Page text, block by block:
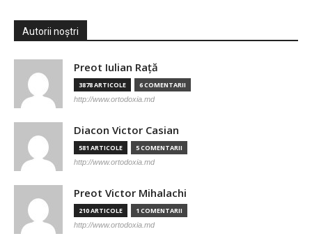
Autorii noștri
Preot Iulian Raţă
3878 ARTICOLE 6 COMENTARII
http://www.ortodoxia.md
Diacon Victor Casian
581 ARTICOLE 5 COMENTARII
http://www.ortodoxia.md
Preot Victor Mihalachi
210 ARTICOLE 1 COMENTARII
http://www.ortodoxia.md